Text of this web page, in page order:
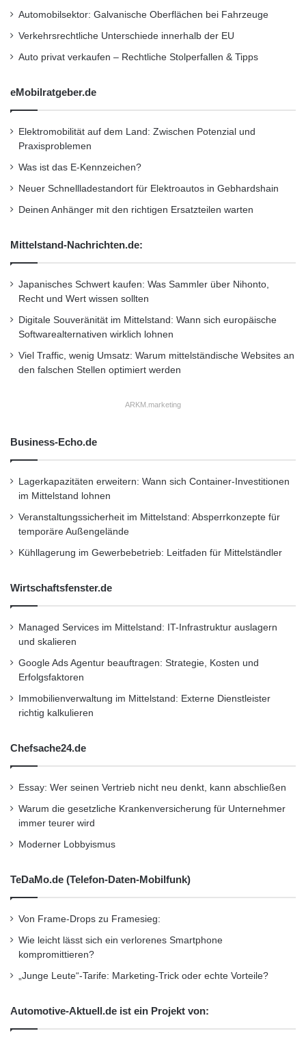
Darstellung. Quelle: obs/Skoda Auto Deutschland GmbH
Traumauto gestalten Wunschmodell
Automobilsektor: Galvanische Oberflächen bei Fahrzeuge
Verkehrsrechtliche Unterschiede innerhalb der EU
Auto privat verkaufen – Rechtliche Stolperfallen & Tipps
eMobilratgeber.de
Elektromobilität auf dem Land: Zwischen Potenzial und
Praxisproblemen
Was ist das E-Kennzeichen?
Neuer Schnellladestandort für Elektroautos in Gebhardshain
Deinen Anhänger mit den richtigen Ersatzteilen warten
Mittelstand-Nachrichten.de:
Japanisches Schwert kaufen: Was Sammler über Nihonto,
Recht und Wert wissen sollten
Digitale Souveränität im Mittelstand: Wann sich europäische
Softwarealternativen wirklich lohnen
Viel Traffic, wenig Umsatz: Warum mittelständische Websites an
den falschen Stellen optimiert werden
ARKM.marketing
Business-Echo.de
Lagerkapazitäten erweitern: Wann sich Container-Investitionen
im Mittelstand lohnen
Veranstaltungssicherheit im Mittelstand: Absperrkonzepte für
temporäre Außengelände
Kühllagerung im Gewerbebetrieb: Leitfaden für Mittelständler
Wirtschaftsfenster.de
Managed Services im Mittelstand: IT-Infrastruktur auslagern
und skalieren
Google Ads Agentur beauftragen: Strategie, Kosten und
Erfolgsfaktoren
Immobilienverwaltung im Mittelstand: Externe Dienstleister
richtig kalkulieren
Chefsache24.de
Essay: Wer seinen Vertrieb nicht neu denkt, kann abschließen
Warum die gesetzliche Krankenversicherung für Unternehmer
immer teurer wird
Moderner Lobbyismus
TeDaMo.de (Telefon-Daten-Mobilfunk)
Von Frame-Drops zu Framesieg:
Wie leicht lässt sich ein verlorenes Smartphone
kompromittieren?
„Junge Leute“-Tarife: Marketing-Trick oder echte Vorteile?
Automotive-Aktuell.de ist ein Projekt von: